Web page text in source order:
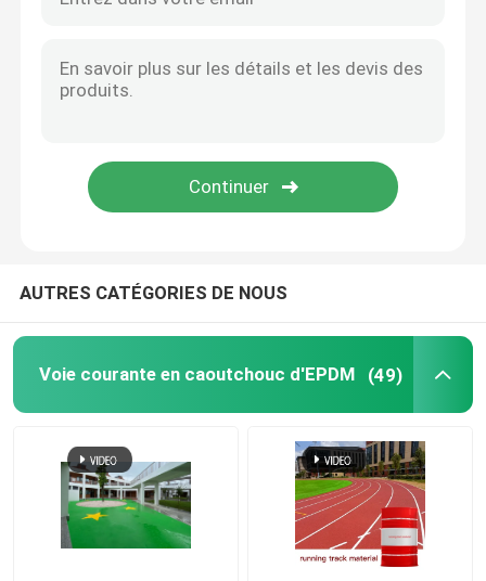
Piste de course poreuse
Gazon artificiel d'herbe de jardin
Plancher acrylique de sports
Accessoires artificiels de pelouse
Machines de construction électriques
Plancher de sports de PVC
AUTRES CATÉGORIES DE NOUS
Voie courante en caoutchouc d'EPDM (49)